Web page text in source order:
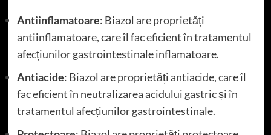
Antiinflamatoare: Biazol are proprietăți
antiinflamatoare, care îl fac eficient în tratamentul
afecțiunilor gastrointestinale inflamatoare.
Antiacide: Biazol are proprietăți antiacide, care îl
fac eficient în neutralizarea acidului gastric și în
tratamentul afecțiunilor gastrointestinale.